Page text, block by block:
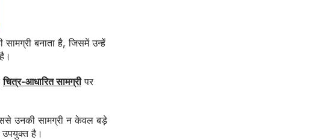
बनाता है, जिसमें उन्हें
चित्र-आधारित सामग्रीपर
उनकी सामग्री न केवल बड़े
उपयुक्त है।